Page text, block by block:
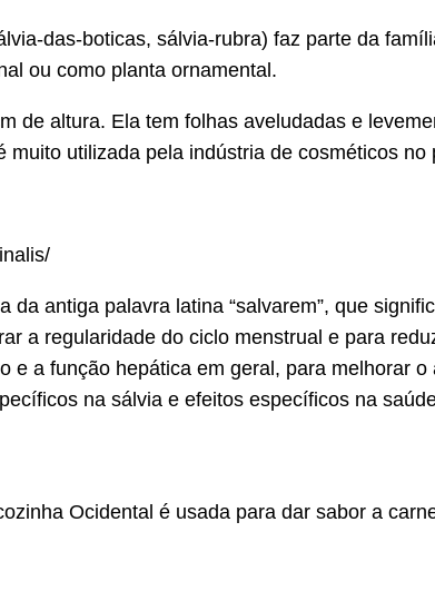
das-boticas, sálvia-rubra) faz parte da
ou como planta ornamental.
de altura. Ela tem folhas aveludadas e
utilizada pela indústria de cosméticos
antiga palavra latina “salvarem”, que
a regularidade do ciclo menstrual e para
a função hepática em geral, para melhorar
na sálvia e efeitos específicos na
Ocidental é usada para dar sabor a